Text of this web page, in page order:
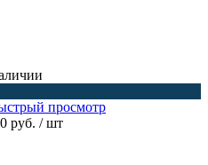
просмотр
руб. / шт